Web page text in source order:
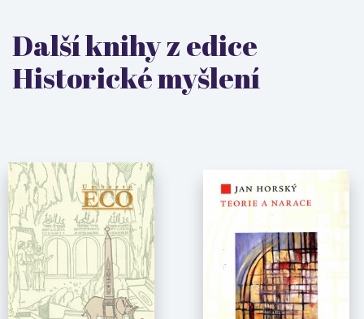
Další knihy z edice
Historické myšlení